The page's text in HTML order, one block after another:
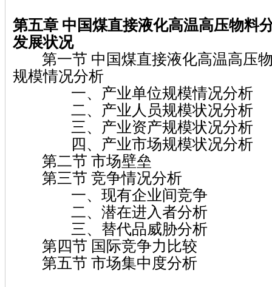
第五章 中国煤直接液化高温高压物料
发展状况
第一节 中国煤直接液化高温高压
规模情况分析
一、产业单位规模情况分析
二、产业人员规模状况分析
三、产业资产规模状况分析
四、产业市场规模状况分析
第二节 市场壁垒
第三节 竞争情况分析
一、现有企业间竞争
二、潜在进入者分析
三、替代品威胁分析
第四节 国际竞争力比较
第五节 市场集中度分析